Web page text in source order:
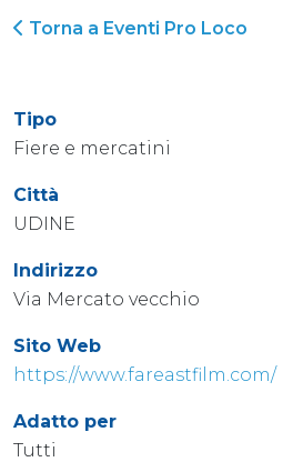
Torna a Eventi Pro Loco
Tipo
Fiere e mercatini
Città
UDINE
Indirizzo
Via Mercato vecchio
Sito Web
https://www.fareastfilm.com/
Adatto per
Tutti